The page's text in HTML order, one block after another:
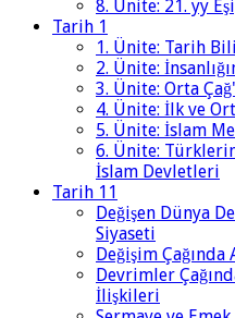
8. Ünite: 21. yy
Tarih 1
1. Ünite: Tarih
2. Ünite:
3. Ünite: Orta
4. Ünite: İlk ve
5. Ünite: İslam
6. Ünite:
İslam Devletleri
Tarih 11
Değişen Dünya
Siyaseti
Değişim Çağında
Devrimler
İlişkileri